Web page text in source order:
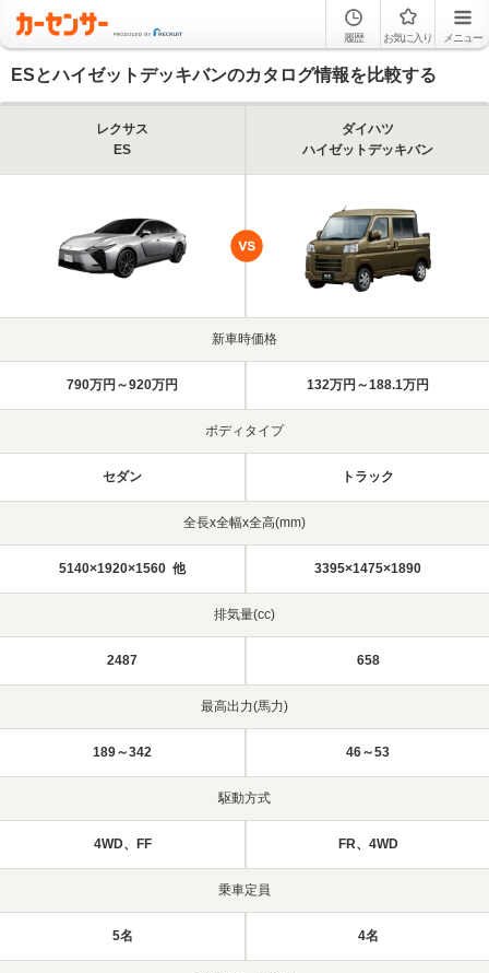
履歴 お気に入り メニュー
ESとハイゼットデッキバンのカタログ情報を比較する
レクサス
ES
ダイハツ
ハイゼットデッキバン
新車時価格
790万円～920万円 132万円～188.1万円
ボディタイプ
セダン トラック
全長x全幅x全高(mm)
5140×1920×1560 他 3395×1475×1890
排気量(cc)
2487 658
最高出力(馬力)
189～342 46～53
駆動方式
4WD、FF FR、4WD
乗車定員
5名 4名